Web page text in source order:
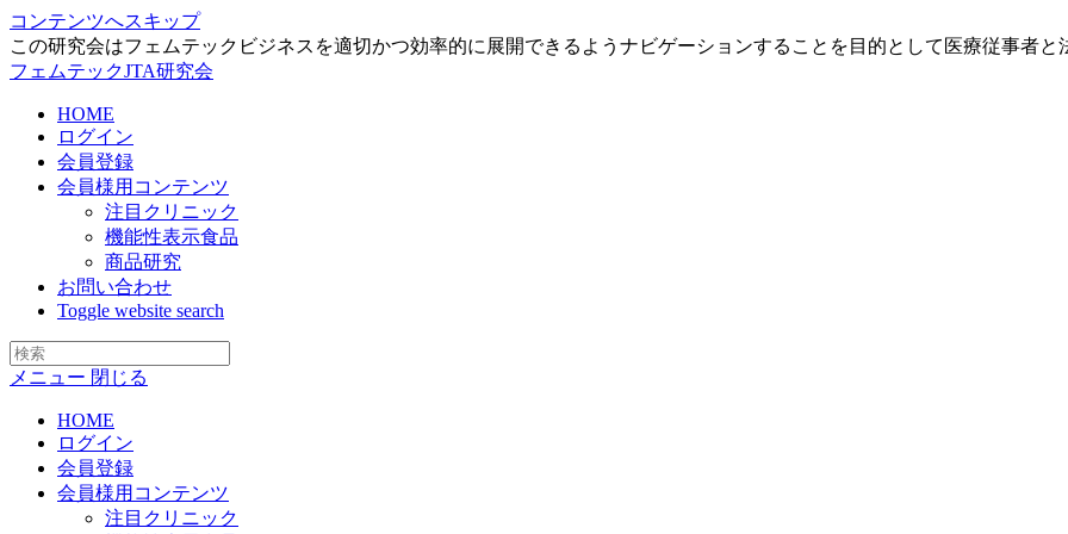
コンテンツへスキップ
この研究会はフェムテックビジネスを適切かつ効率的に展開できるようナビゲーションすることを目的として医療従事者と
フェムテックJTA研究会
HOME
ログイン
会員登録
会員様用コンテンツ
注目クリニック
機能性表示食品
商品研究
お問い合わせ
Toggle website search
メニュー 閉じる
HOME
ログイン
会員登録
会員様用コンテンツ
注目クリニック